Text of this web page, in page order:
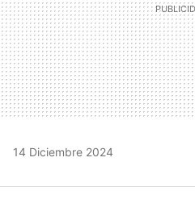
14 Diciembre 2024